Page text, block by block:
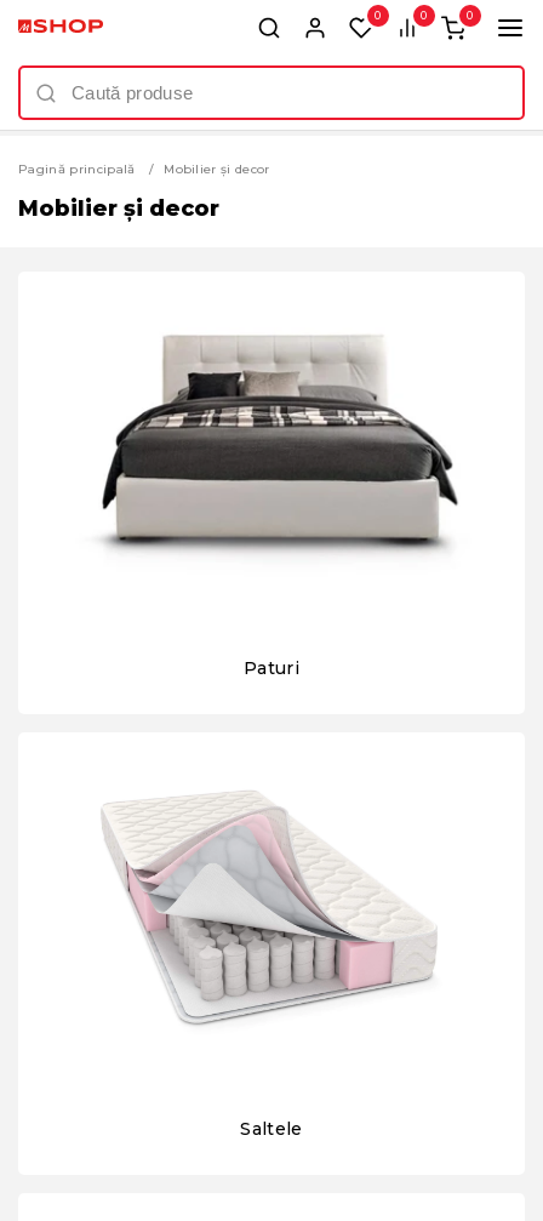
0 0 0
Pagină principală Mobilier și decor
Mobilier și decor
Paturi
Saltele